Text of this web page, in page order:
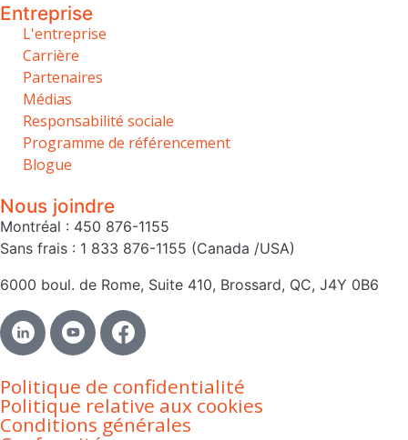
Entreprise
L'entreprise
Carrière
Partenaires
Médias
Responsabilité sociale
Programme de référencement
Blogue
Nous joindre
Montréal : 450 876-1155
Sans frais : 1 833 876-1155 (Canada /USA)
6000 boul. de Rome, Suite 410, Brossard, QC, J4Y 0B6
Politique de confidentialité
Politique relative aux cookies
Conditions générales